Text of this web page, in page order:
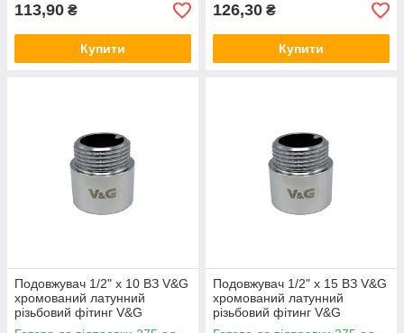
113,90 ₴
Купити
126,30 ₴
Купити
Подовжувач 1/2" x 10 ВЗ V&G
хромований латунний
різьбовий фітинг V&G
(VALOGIN) для
Подовжувач 1/2" x 15 ВЗ V&G
хромований латунний
різьбовий фітинг V&G
(VALOGIN) для